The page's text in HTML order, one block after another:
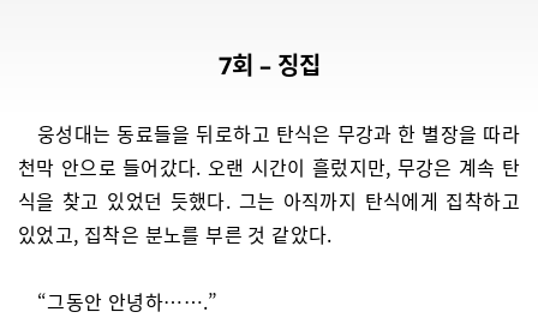
7회 – 징집
웅성대는 동료들을 뒤로하고 탄식은 무강과 한 별장을 따라
천막 안으로 들어갔다. 오랜 시간이 흘렀지만, 무강은 계속 탄
식을 찾고 있었던 듯했다. 그는 아직까지 탄식에게 집착하고
있었고, 집착은 분노를 부른 것 같았다.
“그동안 안녕하…….”